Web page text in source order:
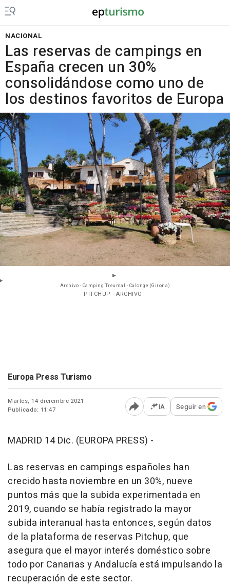
NACIONAL
Las reservas de campings en
España crecen un 30%
consolidándose como uno de
los destinos favoritos de Europa
Archivo - Camping Treumal.- Calonge (Girona)
- PITCHUP - ARCHIVO
Europa Press Turismo
Martes, 14 diciembre 2021
Publicado: 11:47
Abrir opciones para
IA Seguir en
MADRID 14 Dic. (EUROPA PRESS) -
Las reservas en campings españoles han
crecido hasta noviembre en un 30%, nueve
puntos más que la subida experimentada en
2019, cuando se había registrado la mayor
subida interanual hasta entonces, según datos
de la plataforma de reservas Pitchup, que
asegura que el mayor interés doméstico sobre
todo por Canarias y Andalucía está impulsando la
recuperación de este sector.